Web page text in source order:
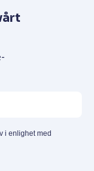
i enlighet med